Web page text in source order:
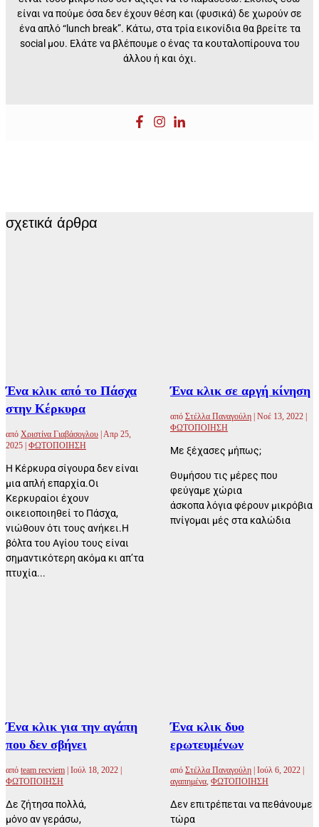
είναι να πούμε όσα δεν έχουν θέση και (φυσικά) δε χωρούν σε
ένα απλό “lunch break”. Kάτω, στα τρία εικονίδια θα βρείτε τα
social μου. Ελάτε να βλέπουμε ο ένας τα κουταλοπίρουνα του
άλλου ή και όχι.
σχετικά άρθρα
Ένα κλικ από το Πάσχα
στην Κέρκυρα
από Χριστίνα Γιαβάσογλου Απρ 25,
2025 ΦΩΤΟΠΟΙΗΣΗ
Η Κέρκυρα σίγουρα δεν είναι
μια απλή επαρχία.Οι
Κερκυραίοι έχουν
οικειοποιηθεί το Πάσχα,
νιώθουν ότι τους ανήκει.Η
βόλτα του Αγίου τους είναι
σημαντικότερη ακόμα κι απ’τα
πτυχία...
Ένα κλικ σε αργή κίνηση
από Στέλλα Παναγούλη Νοέ 13, 2022
ΦΩΤΟΠΟΙΗΣΗ
Με ξέχασες μήπως;
Θυμήσου τις μέρες που
φεύγαμε χώρια
άσκοπα λόγια φέρουν μικρόβια
πνίγομαι μές στα καλώδια
Ένα κλικ για την αγάπη
που δεν σβήνει
από team recviem Ιούλ 18, 2022
ΦΩΤΟΠΟΙΗΣΗ
Δε ζήτησα πολλά,
μόνο αν γεράσω,
Ένα κλικ δυο
ερωτευμένων
από Στέλλα Παναγούλη Ιούλ 6, 2022
αγαπημένα, ΦΩΤΟΠΟΙΗΣΗ
Δεν επιτρέπεται να πεθάνουμε
τώρα